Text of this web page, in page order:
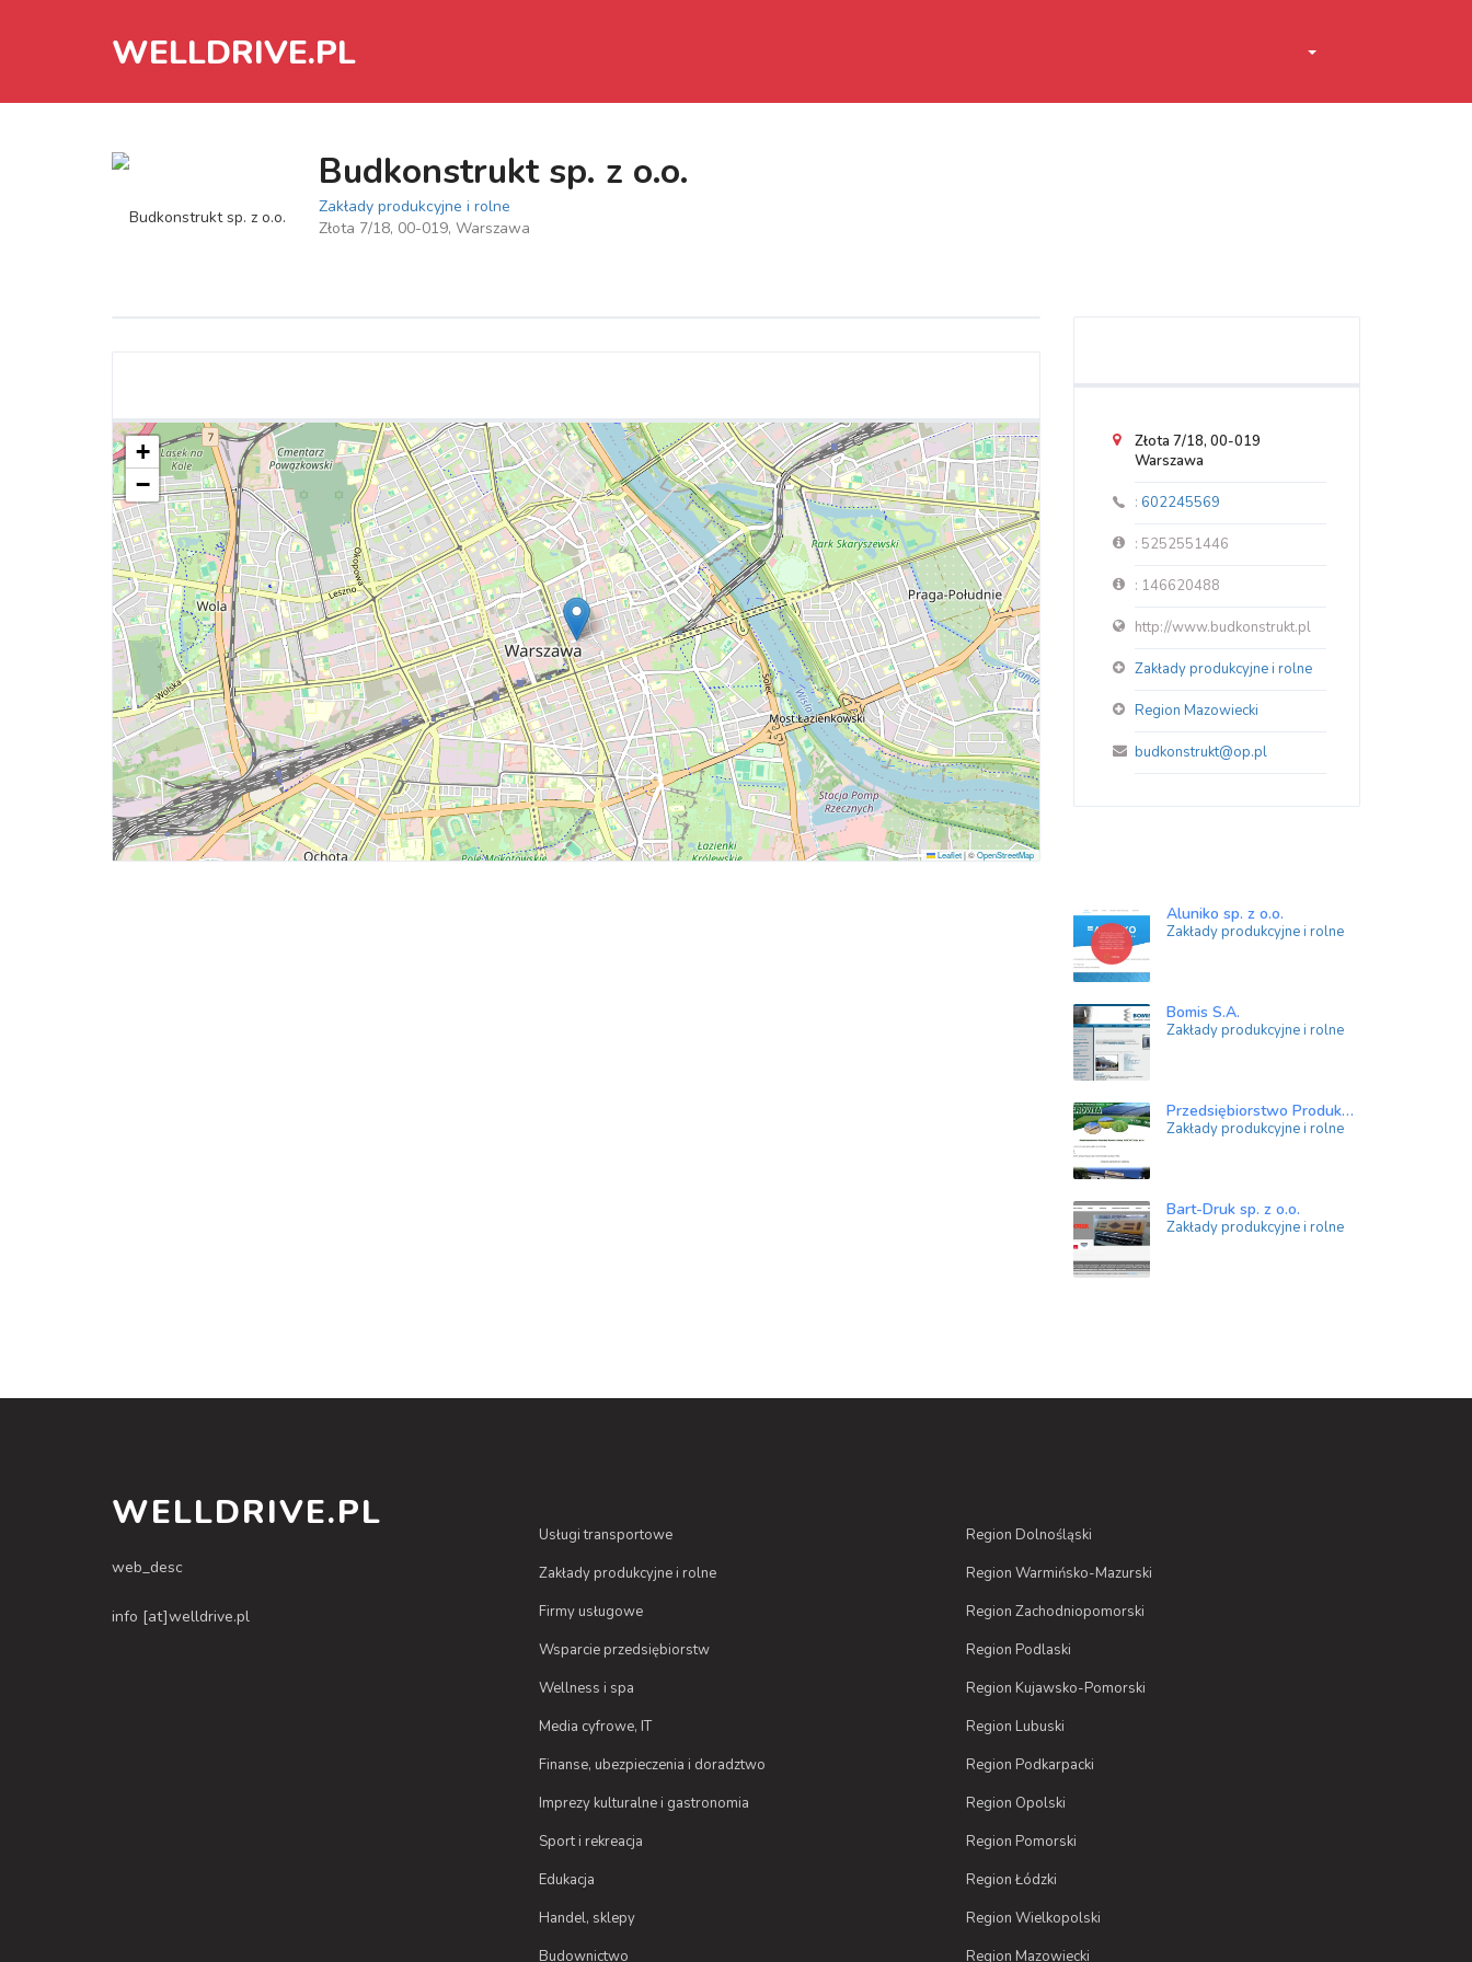
WELLDRIVE.PL
Budkonstrukt sp. z o.o.
Zakłady produkcyjne i rolne
Złota 7/18, 00-019, Warszawa
+
−
Leaflet |©OpenStreetMap
Złota 7/18, 00-019
Warszawa
: 602245569
: 5252551446
: 146620488
http://www.budkonstrukt.pl
Zakłady produkcyjne i rolne
Region Mazowiecki
budkonstrukt@op.pl
Aluniko sp. z o.o.
Zakłady produkcyjne i rolne
Bomis S.A.
Zakłady produkcyjne i rolne
Przedsiębiorstwo Produkcji, Handlu I Usług Agrovita sp. z o.o.
Zakłady produkcyjne i rolne
Bart-Druk sp. z o.o.
Zakłady produkcyjne i rolne
WELLDRIVE.PL
web_desc
info [at]welldrive.pl
Usługi transportowe
Zakłady produkcyjne i rolne
Firmy usługowe
Wsparcie przedsiębiorstw
Wellness i spa
Media cyfrowe, IT
Finanse, ubezpieczenia i doradztwo
Imprezy kulturalne i gastronomia
Sport i rekreacja
Edukacja
Handel, sklepy
Budownictwo
Region Dolnośląski
Region Warmińsko-Mazurski
Region Zachodniopomorski
Region Podlaski
Region Kujawsko-Pomorski
Region Lubuski
Region Podkarpacki
Region Opolski
Region Pomorski
Region Łódzki
Region Wielkopolski
Region Mazowiecki